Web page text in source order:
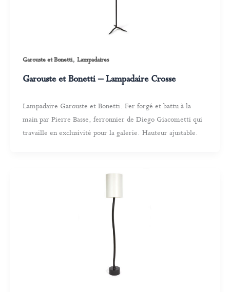
Garouste et Bonetti, Lampadaires
Garouste et Bonetti – Lampadaire Crosse
Lampadaire Garouste et Bonetti. Fer forgé et battu à la
main par Pierre Basse, ferronnier de Diego Giacometti qui
travaille en exclusivité pour la galerie. Hauteur ajustable.